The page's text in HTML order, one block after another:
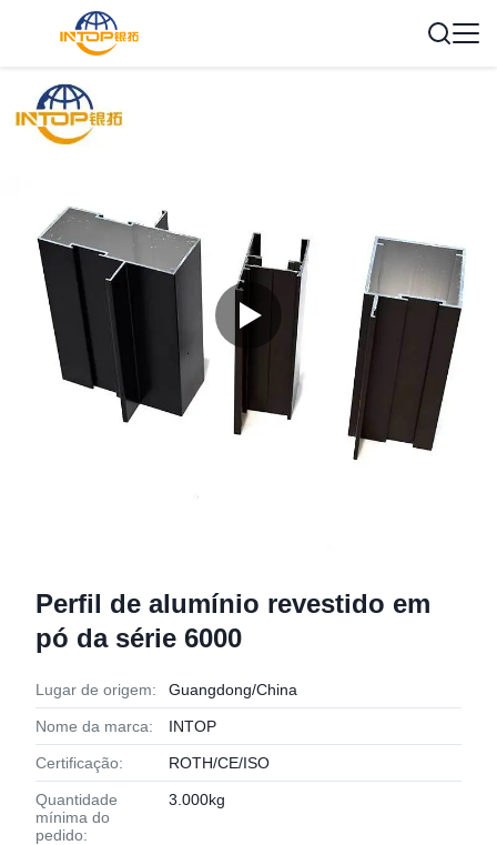
Perfil de alumínio revestido em
pó da série 6000
Lugar de origem: Guangdong/China
Nome da marca: INTOP
Certificação: ROTH/CE/ISO
Quantidade
mínima do
pedido:
3.000kg